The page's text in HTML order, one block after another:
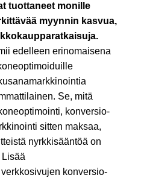
tuottaneet monille
myynnin kasvua,
edelleen erinomaisena
Se, mitä
konversio-
sitten maksaa,
nyrkkisääntöä on
konversio-